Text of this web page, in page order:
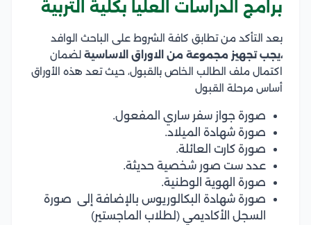
برامج الدراسات العليا بكلية التربية
بعد التأكد من تطابق كافة الشروط على الباحث الوافد
،يجب تجهيز مجموعة من الاوراق الاساسية لضمان
اكتمال ملف الطالب الخاص بالقبول، حيث تعد هذه الأوراق
أساس مرحلة القبول
صورة جواز سفر ساري المفعول.
صورة شهادة الميلاد.
صورة كارت العائلة.
عدد ست صور شخصية حديثة.
صورة الهوية الوطنية.
صورة شهادة البكالوريوس بالإضافة إلى صورة
السجل الأكاديمي (لطلاب الماجستير)